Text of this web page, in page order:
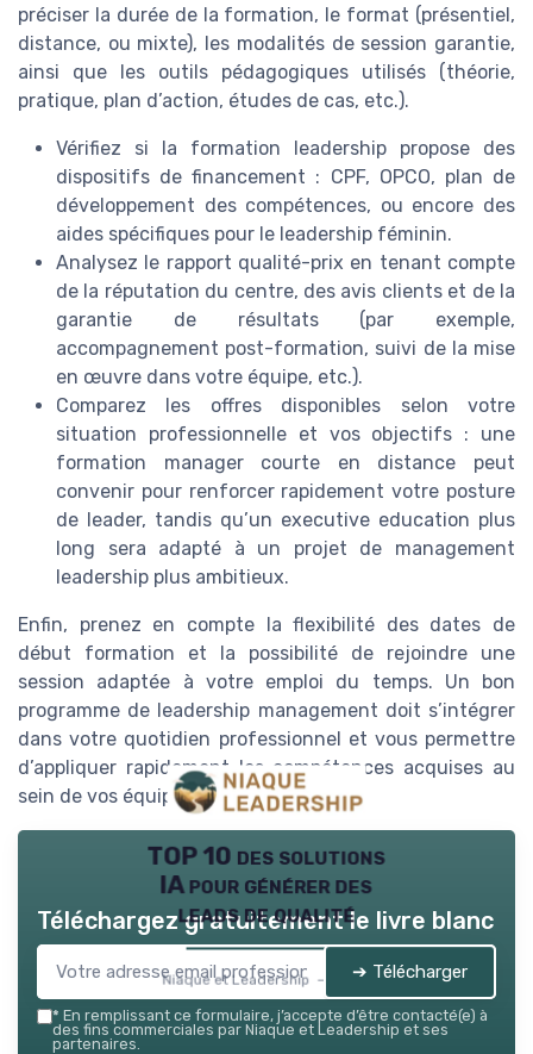
préciser la durée de la formation, le format (présentiel,
distance, ou mixte), les modalités de session garantie,
ainsi que les outils pédagogiques utilisés (théorie,
pratique, plan d’action, études de cas, etc.).
Vérifiez si la formation leadership propose des
dispositifs de financement : CPF, OPCO, plan de
développement des compétences, ou encore des
aides spécifiques pour le leadership féminin.
Analysez le rapport qualité-prix en tenant compte
de la réputation du centre, des avis clients et de la
garantie de résultats (par exemple,
accompagnement post-formation, suivi de la mise
en œuvre dans votre équipe, etc.).
Comparez les offres disponibles selon votre
situation professionnelle et vos objectifs : une
formation manager courte en distance peut
convenir pour renforcer rapidement votre posture
de leader, tandis qu’un executive education plus
long sera adapté à un projet de management
leadership plus ambitieux.
Enfin, prenez en compte la flexibilité des dates de
début formation et la possibilité de rejoindre une
session adaptée à votre emploi du temps. Un bon
programme de leadership management doit s’intégrer
dans votre quotidien professionnel et vous permettre
d’appliquer rapidement les compétences acquises au
sein de vos équipes.
TOP 10 des solutions
IA pour générer des
leads de qualité
Niaque et Leadership — 2026
Téléchargez gratuitement le livre blanc
➔ Télécharger
* En remplissant ce formulaire, j’accepte d’être contacté(e) à
des fins commerciales par Niaque et Leadership et ses
partenaires.